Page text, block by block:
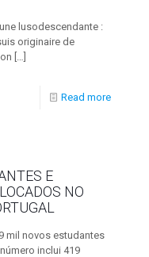
lusodescendante :
originaire de
[…]
Read more
E
NO
mil novos estudantes
inclui 419